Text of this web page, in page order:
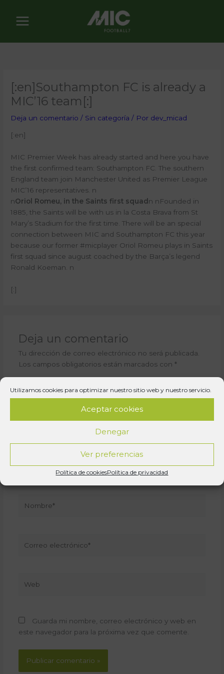
Utilizamos cookies para optimizar nuestro sitio web y nuestro servicio.
Aceptar cookies
Denegar
Ver preferencias
Política de cookiesPolítica de privacidad
contenido
[:en]Southampton FC is already a
MIC’16 team[:]
Deja un comentario / Sin categoría / Por dev_micad
[:en]
MIC Premier Week has already started and here you have
the first confirmed team: Southampton FC. The southern
England team join Manchester United as Premier League
MIC’16 representatives. n
nOriol Romeu, in the Saints first squad n nFounded in
1885, the Saints will be with us in la Costa Brava from St
Mary’s Stadium for the first time. There will be an special
connection between MIC and Southampton FC this year
because our former #micplayer Oriol Romeu plays in Saints
first squad since august coached by the Barça’s legend
Ronald Koeman. n
[:]
Deja un comentario
Tu dirección de correo electrónico no será publicada.
Los campos obligatorios están marcados con *
electrónico*
Guarda mi nombre, correo electrónico y web en
este navegador para la próxima vez que comente.